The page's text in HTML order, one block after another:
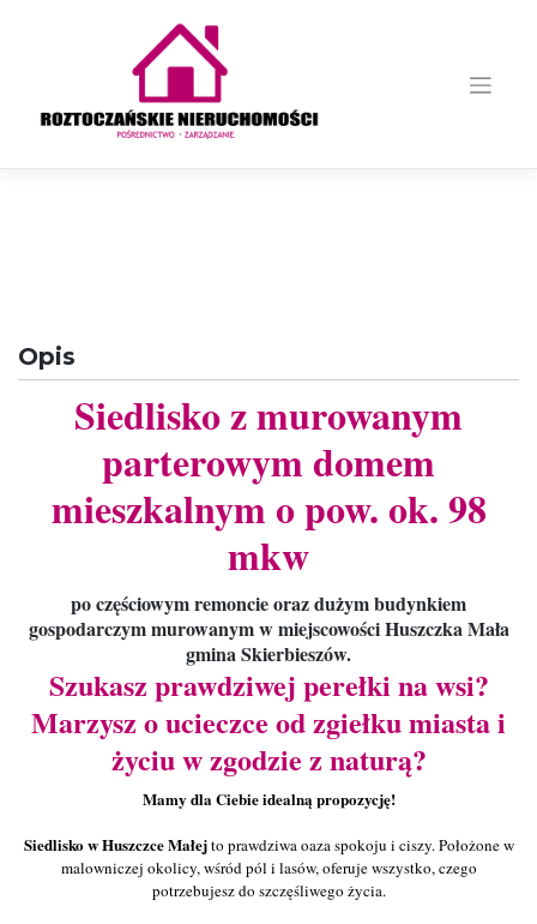
Opis
Siedlisko z murowanym
parterowym domem
mieszkalnym o pow. ok. 98
mkw
po częściowym remoncie oraz dużym budynkiem
gospodarczym murowanym w miejscowości Huszczka Mała
gmina Skierbieszów.
Szukasz prawdziwej perełki na wsi?
Marzysz o ucieczce od zgiełku miasta i
życiu w zgodzie z naturą?
Mamy dla Ciebie idealną propozycję!
Siedlisko w Huszczce Małejto prawdziwa oaza spokoju i ciszy. Położone w
malowniczej okolicy, wśród pól i lasów, oferuje wszystko, czego
potrzebujesz do szczęśliwego życia.